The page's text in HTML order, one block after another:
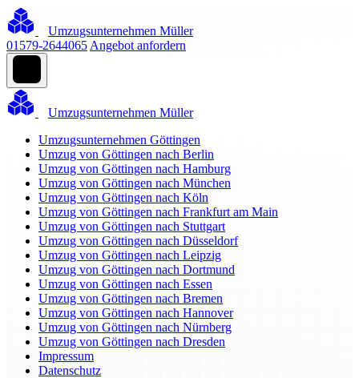
Umzugsunternehmen Müller
01579-2644065 Angebot anfordern
Umzugsunternehmen Müller
Umzugsunternehmen Göttingen
Umzug von Göttingen nach Berlin
Umzug von Göttingen nach Hamburg
Umzug von Göttingen nach München
Umzug von Göttingen nach Köln
Umzug von Göttingen nach Frankfurt am Main
Umzug von Göttingen nach Stuttgart
Umzug von Göttingen nach Düsseldorf
Umzug von Göttingen nach Leipzig
Umzug von Göttingen nach Dortmund
Umzug von Göttingen nach Essen
Umzug von Göttingen nach Bremen
Umzug von Göttingen nach Hannover
Umzug von Göttingen nach Nürnberg
Umzug von Göttingen nach Dresden
Impressum
Datenschutz